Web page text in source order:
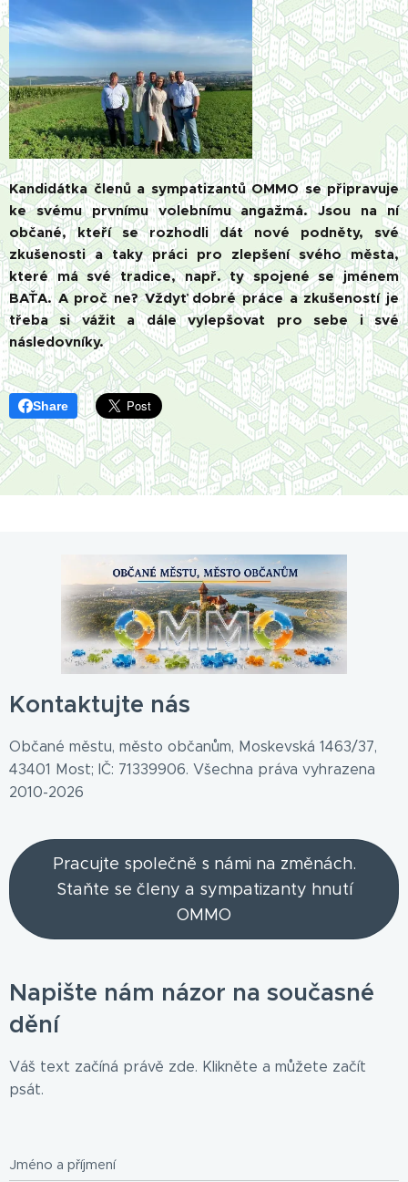
Kandidátka členů a sympatizantů OMMO se připravuje
ke svému prvnímu volebnímu angažmá. Jsou na ní
občané, kteří se rozhodli dát nové podněty, své
zkušenosti a taky práci pro zlepšení svého města,
které má své tradice, např. ty spojené se jménem
BAŤA. A proč ne? Vždyť dobré práce a zkušeností je
třeba si vážit a dále vylepšovat pro sebe i své
následovníky.
Share
Kontaktujte nás
Občané městu, město občanům, Moskevská 1463/37,
43401 Most; IČ: 71339906. Všechna práva vyhrazena
2010-2026
Pracujte společně s námi na změnách.
Staňte se členy a sympatizanty hnutí
OMMO
Napište nám názor na současné
dění
Váš text začíná právě zde. Klikněte a můžete začít
psát.
Jméno a příjmení